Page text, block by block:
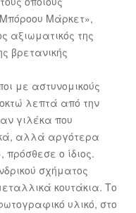
Μάρκετ»,
αξιωματικός της
βρετανικής
με αστυνομικούς
λεπτά από την
γιλέκα που
αλλά αργότερα
ο ίδιος.
σχήματος
κουτάκια. Το
υλικό, στο